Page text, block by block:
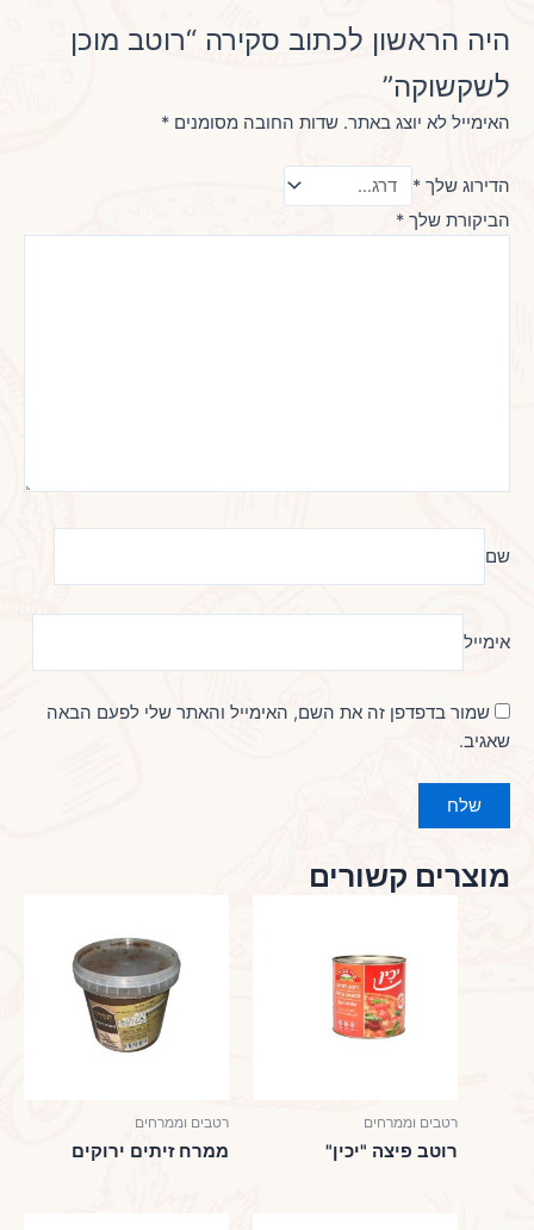
היה הראשון לכתוב סקירה “רוטב מוכן
לשקשוקה”
האימייל לא יוצג באתר. שדות החובה מסומנים *
הדירוג שלך *
הביקורת שלך *
שם
אימייל
שמור בדפדפן זה את השם, האימייל והאתר שלי לפעם הבאה
שאגיב.
מוצרים קשורים
רטבים וממרחים
רוטב פיצה "יכין"
רטבים וממרחים
ממרח זיתים ירוקים